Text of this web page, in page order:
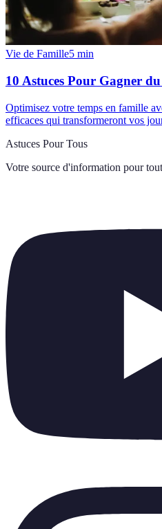
Vie de Famille5 min
10 Astuces Pour Gagner
Optimisez votre temps en famille
efficaces qui transformeront vos
Astuces Pour Tous
Votre source d'information pour